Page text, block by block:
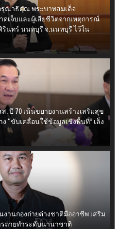
ณาธิคุณ พระบาทสมเด็จ
ดเจ็บและผู้เสียชีวิตจากเหตุการณ์
รินทร์ นนทบุรี จ.นนทบุรี ไว้ใน
. ปี 70 เน้นขยายงานสร้างเสริมสุข
“ขับเคลื่อนใช้ข้อมูลเชิงพื้นที่” เล็ง
านกองถ่ายต่างชาติมืออาชีพ เสริม
ถ่ายทำระดับนานาชาติ